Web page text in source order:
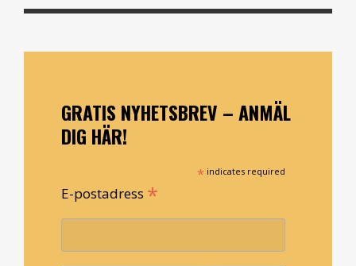
GRATIS NYHETSBREV – ANMÄL
DIG HÄR!
* indicates required
E-postadress *